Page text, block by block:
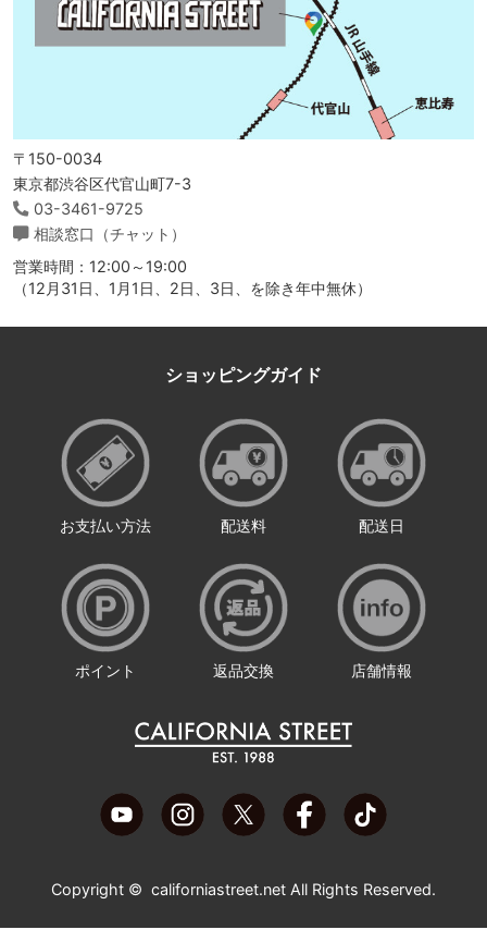
〒150-0034
東京都渋谷区代官山町7-3
03-3461-9725
相談窓口（チャット）
営業時間：12:00～19:00
（12月31日、1月1日、2日、3日、を除き年中無休）
ショッピングガイド
お支払い方法 配送料 配送日
ポイント 返品交換 店舗情報
Copyright © californiastreet.net All Rights Reserved.